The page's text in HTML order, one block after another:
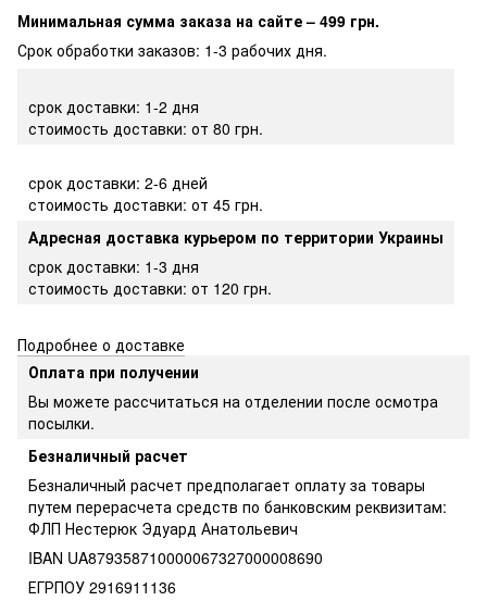
Минимальная сумма заказа на сайте – 499 грн.
Срок обработки заказов: 1-3 рабочих дня.
срок доставки: 1-2 дня
стоимость доставки: от 80 грн.
срок доставки: 2-6 дней
стоимость доставки: от 45 грн.
Адресная доставка курьером по территории Украины
срок доставки: 1-3 дня
стоимость доставки: от 120 грн.
Подробнее о доставке
Оплата при получении
Вы можете рассчитаться на отделении после осмотра
посылки.
Безналичный расчет
Безналичный расчет предполагает оплату за товары
путем перерасчета средств по банковским реквизитам:
ФЛП Нестерюк Эдуард Анатольевич
IBAN UA879358710000067327000008690
ЕГРПОУ 2916911136